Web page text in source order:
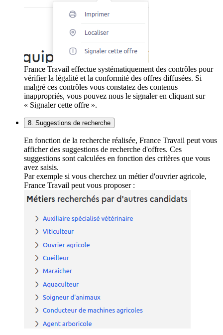
France Travail effectue systématiquement des contrôles pour
vérifier la légalité et la conformité des offres diffusées. Si
malgré ces contrôles vous constatez des contenus
inappropriés, vous pouvez nous le signaler en cliquant sur
« Signaler cette offre ».
8. Suggestions de recherche
En fonction de la recherche réalisée, France Travail peut vous
afficher des suggestions de recherche d'offres. Ces
suggestions sont calculées en fonction des critères que vous
avez saisis.
Par exemple si vous cherchez un métier d'ouvrier agricole,
France Travail peut vous proposer :